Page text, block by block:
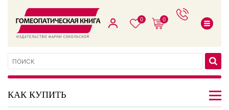
0 0
КАК КУПИТЬ